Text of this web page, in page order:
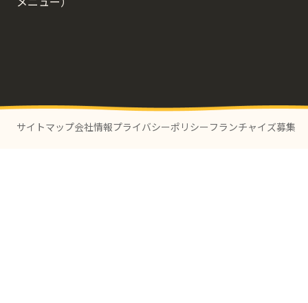
サイトマップ会社情報プライバシーポリシー フランチャイズ募集